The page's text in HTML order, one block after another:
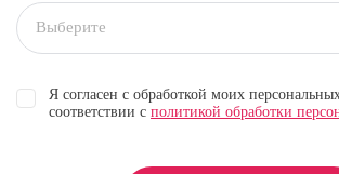
Выберите
Я согласен с обработкой моих
соответствии с политикой обработки